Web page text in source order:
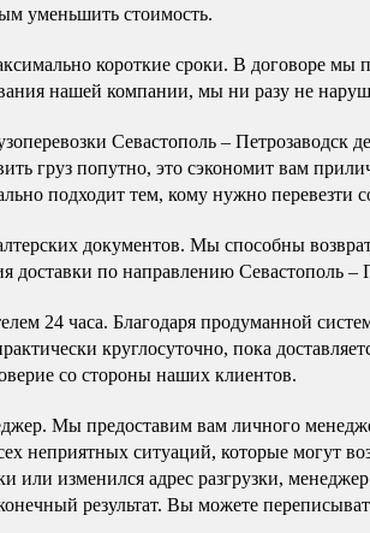
уменьшить стоимость.
короткие сроки. В договоре мы
нашей компании, мы ни разу не
Севастополь –
груз попутно, это сэкономит вам
подходит тем, кому нужно перевезти
документов. Мы способны
доставки по направлению Севастополь –
24 часа. Благодаря продуманной
круглосуточно, пока
со стороны наших клиентов.
Мы предоставим вам личного
неприятных ситуаций, которые могут
или изменился адрес разгрузки,
результат. Вы можете